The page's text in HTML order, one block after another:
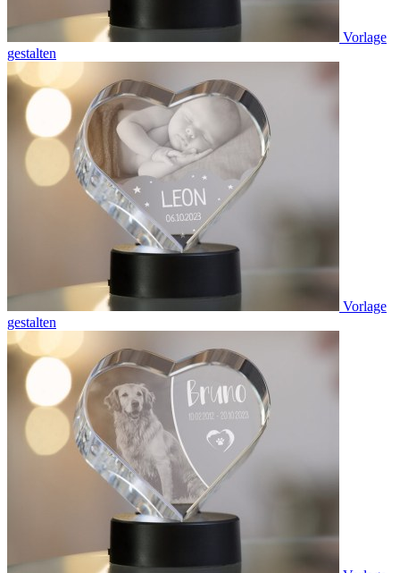
Vorlage
gestalten
Vorlage
gestalten